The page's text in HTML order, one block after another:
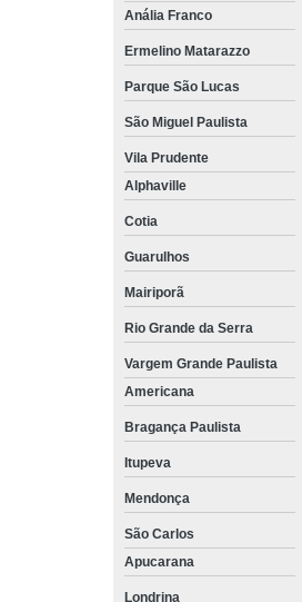
Anália Franco
Ermelino Matarazzo
Parque São Lucas
São Miguel Paulista
Vila Prudente
Alphaville
Cotia
Guarulhos
Mairiporã
Rio Grande da Serra
Vargem Grande Paulista
Americana
Bragança Paulista
Itupeva
Mendonça
São Carlos
Apucarana
Londrina